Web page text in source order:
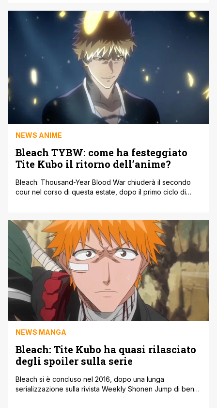
produzione completamente giapponese. A detta di molti
l'adattamento è davvero buono e possiamo
tranquillamente dire che [']
NEWS ANIME
Bleach TYBW: come ha festeggiato
Tite Kubo il ritorno dell’anime?
Bleach: Thousand-Year Blood War chiuderà il secondo
cour nel corso di questa estate, dopo il primo ciclo di
ritorno di uno degli anime più attesi della stagione estiva,
che traspone sul piccolo schermo la parte conclusiva [']
NEWS MANGA
Bleach: Tite Kubo ha quasi rilasciato
degli spoiler sulla serie
Bleach si è concluso nel 2016, dopo una lunga
serializzazione sulla rivista Weekly Shonen Jump di ben